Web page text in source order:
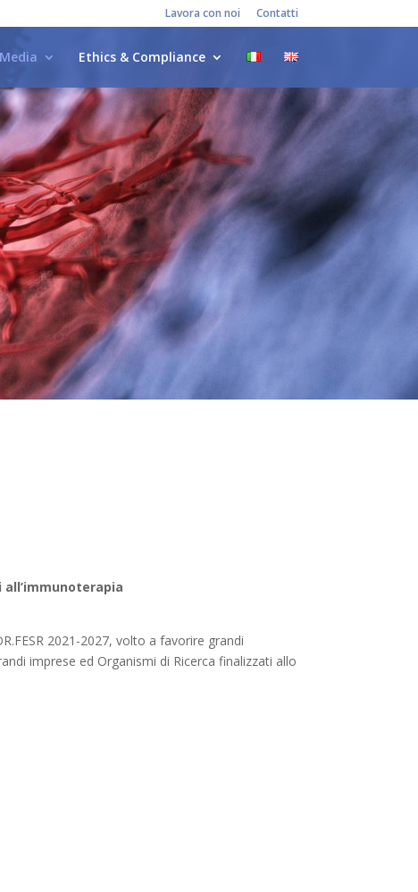
Lavora con noi Contatti
Media Ethics & Compliance
2021-2027, volto a favorire grandi
imprese ed Organismi di Ricerca finalizzati allo